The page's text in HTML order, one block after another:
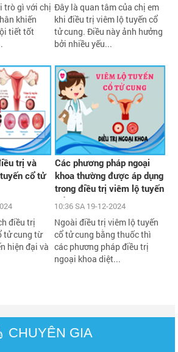
trò gì với chị
khiến
tiết tốt
Đây là quan tâm của chị em
khi điều trị viêm lộ tuyến cổ
tử cung. Điều này ảnh hưởng
bởi nhiều yếu...
trị và
cổ tử
điều trị
tử cung từ
hiện đại và
Các phương pháp ngoại
khoa thường được áp dụng
trong điều trị viêm lộ tuyến
cổ tử cung
10:36 SA 19-12-2024
Ngoài điều trị viêm lộ tuyến
cổ tử cung bằng thuốc thì
các phương pháp điều trị
ngoại khoa diệt...
CHUYÊN GIA